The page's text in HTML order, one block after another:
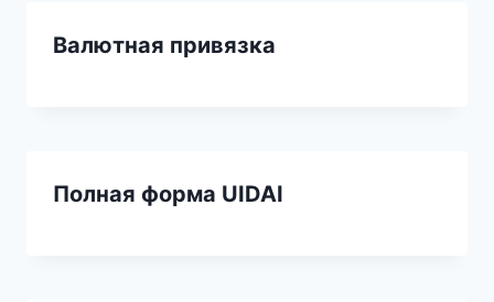
Валютная привязка
Полная форма UIDAI